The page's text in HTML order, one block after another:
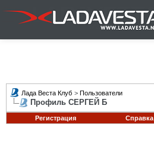
Лада Веста Клуб > Пользователи
Профиль СЕРГЕЙ Б
Регистрация Справка